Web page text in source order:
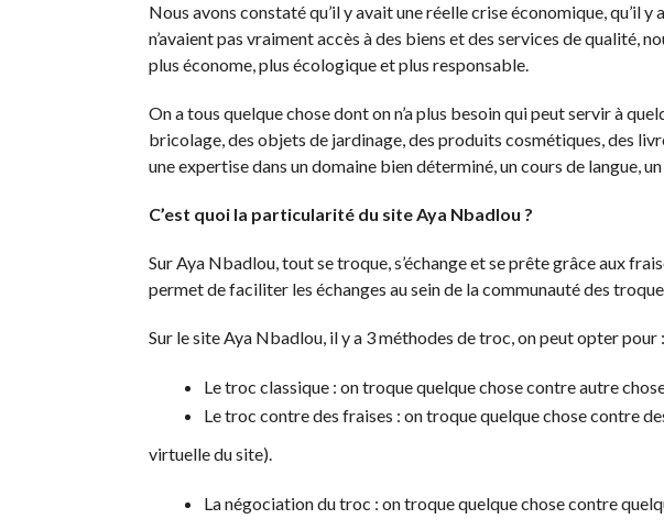
Nous avons constaté qu’il y avait une réelle crise économique, qu’il
n’avaient pas vraiment accès à des biens et des services de qualité,
plus économe, plus écologique et plus responsable.
On a tous quelque chose dont on n’a plus besoin qui peut servir à
bricolage, des objets de jardinage, des produits cosmétiques, des
une expertise dans un domaine bien déterminé, un cours de langue,
C’est quoi la particularité du site Aya Nbadlou ?
Sur Aya Nbadlou, tout se troque, s’échange et se prête grâce aux
permet de faciliter les échanges au sein de la communauté des
Sur le site Aya Nbadlou, il y a 3 méthodes de troc, on peut opter pour :
Le troc classique : on troque quelque chose contre autre
Le troc contre des fraises : on troque quelque chose contre
virtuelle du site).
La négociation du troc : on troque quelque chose contre